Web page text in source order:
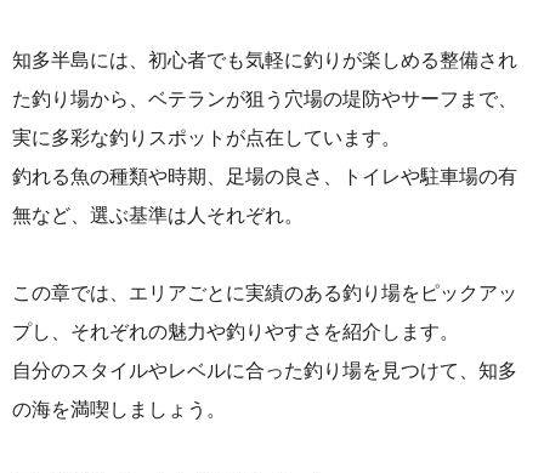
知多半島には、初心者でも気軽に釣りが楽しめる整備され
た釣り場から、ベテランが狙う穴場の堤防やサーフまで、
実に多彩な釣りスポットが点在しています。
釣れる魚の種類や時期、足場の良さ、トイレや駐車場の有
無など、選ぶ基準は人それぞれ。
この章では、エリアごとに実績のある釣り場をピックアッ
プし、それぞれの魅力や釣りやすさを紹介します。
自分のスタイルやレベルに合った釣り場を見つけて、知多
の海を満喫しましょう。